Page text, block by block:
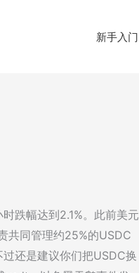
新手入门
跌幅达到2.1%。此前美元
共同管理约25%的USDC
还是建议你们把USDC换